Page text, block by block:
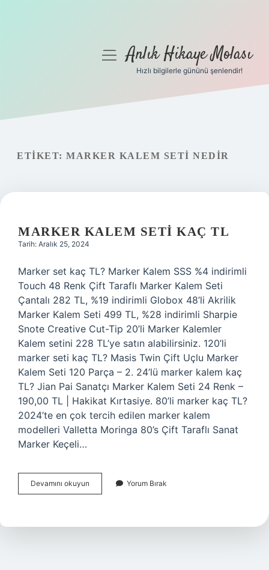
Gizlilik Politikası
menüyüAnlık Hikaye Molası
Hızlı bilgilerle gününü şenlendir!
ETIKET: MARKER KALEM SETI NEDIR
MARKER KALEM SETI KAÇ TL
Tarih: Aralık 25, 2024
Marker set kaç TL? Marker Kalem SSS %4 indirimli
Touch 48 Renk Çift Taraflı Marker Kalem Seti
Çantalı 282 TL, %19 indirimli Globox 48’li Akrilik
Marker Kalem Seti 499 TL, %28 indirimli Sharpie
Snote Creative Cut-Tip 20’li Marker Kalemler
Kalem setini 228 TL’ye satın alabilirsiniz. 120’li
marker seti kaç TL? Masis Twin Çift Uçlu Marker
Kalem Seti 120 Parça – 2. 24’lü marker kalem kaç
TL? Jian Pai Sanatçı Marker Kalem Seti 24 Renk –
190,00 TL | Hakikat Kırtasiye. 80’li marker kaç TL?
2024’te en çok tercih edilen marker kalem
modelleri Valletta Moringa 80’s Çift Taraflı Sanat
Marker Keçeli…
Devamını okuyun
Kalem
Tl
Yorum Bırak